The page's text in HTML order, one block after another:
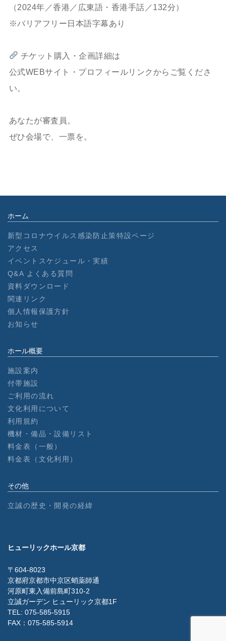
（2024年／香港／広東語・香港手話／132分）
※バリアフリー日本語字幕あり
チケット購入・企画詳細は
公式WEBサイト・プロフィールリンクからご覧くださ
い。
あなたが審査員。
ぜひ会場で、一票を。
ホーム
新型コロナウイルス感染防止策特設ページ
アクセス
イベントスケジュール・実績
Q&A よくある質問
資料ダウンロード
関連リンク
個人情報保護方針
お知らせ
ホール概要
施設案内
付帯施設
ご利用の流れ
文化利用について
利用規約
機材・備品・設備リスト
料金表（一般）
料金表（文化利用）
その他
立誠の歴史・開発の経緯
ヒューリックホール京都
〒604-8023
京都府京都市中京区蛸薬師通
河原町東入備前島町310-2
立誠ガーデン ヒューリック京都1F
TEL: 075-585-5915
FAX：075-585-5914